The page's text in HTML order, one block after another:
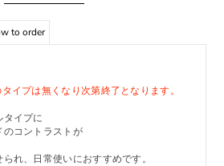
to order
イプは無くなり次第終了となります。
タイプに
コントラストが
れ、日常使いにおすすめです。